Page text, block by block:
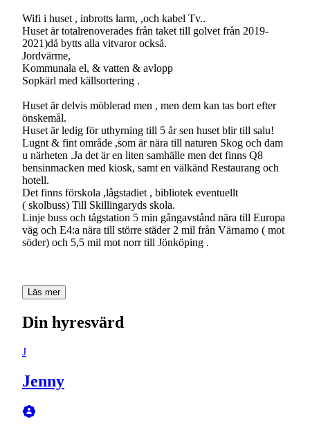
Wifi i huset , inbrotts larm, ,och kabel Tv..
Huset är totalrenoverades från taket till golvet från 2019-
2021)då bytts alla vitvaror också.
Jordvärme,
Kommunala el, & vatten & avlopp
Sopkärl med källsortering .
Huset är delvis möblerad men , men dem kan tas bort efter
önskemål.
Huset är ledig för uthyrning till 5 år sen huset blir till salu!
Lugnt & fint område ,som är nära till naturen Skog och dam
u närheten .Ja det är en liten samhälle men det finns Q8
bensinmacken med kiosk, samt en välkänd Restaurang och
hotell.
Det finns förskola ,lågstadiet , bibliotek eventuellt
( skolbuss) Till Skillingaryds skola.
Linje buss och tågstation 5 min gångavstånd nära till Europa
väg och E4:a nära till större städer 2 mil från Värnamo ( mot
söder) och 5,5 mil mot norr till Jönköping .
Läs mer
Din hyresvärd
J
Jenny